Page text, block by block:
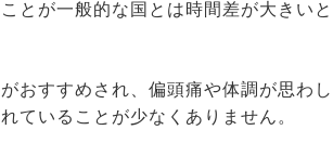
とが一般的な国とは時間差が大きいと
おすすめされ、偏頭痛や体調が思わし
ていることが少なくありません。